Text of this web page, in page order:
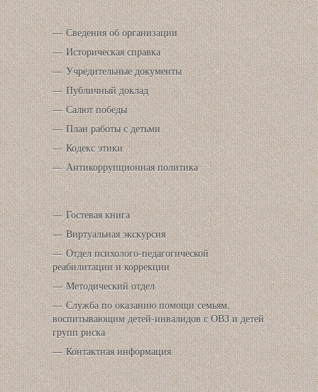
Сведения об организации
Историческая справка
Учредительные документы
Публичный доклад
Салют победы
План работы с детьми
Кодекс этики
Антикоррупционная политика
Гостевая книга
Виртуальная экскурсия
Отдел психолого-педагогической
реабилитации и коррекции
Методический отдел
Служба по оказанию помощи семьям,
воспитывающим детей-инвалидов с ОВЗ и детей
групп риска
Контактная информация